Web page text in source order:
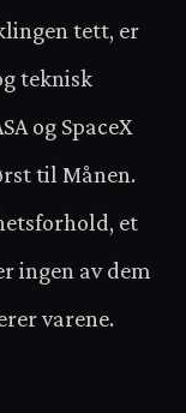
tett, er
teknisk
og SpaceX
til Månen.
et
ingen av dem
varene.